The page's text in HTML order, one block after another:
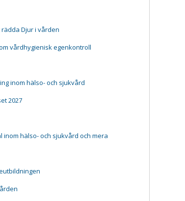
Djur i vården
vårdhygienisk egenkontroll
inom hälso- och sjukvård
2027
hälso- och sjukvård och mera